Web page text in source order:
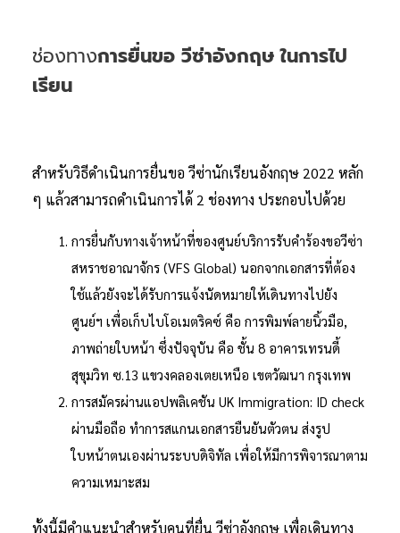
ช่องทางการยื่นขอ วีซ่าอังกฤษ ในการไป
เรียน
สำหรับวิธีดำเนินการยื่นขอ วีซ่านักเรียนอังกฤษ 2022 หลัก
ๆ แล้วสามารถดำเนินการได้ 2 ช่องทาง ประกอบไปด้วย
การยื่นกับทางเจ้าหน้าที่ของศูนย์บริการรับคำร้องขอวีซ่า
สหราชอาณาจักร (VFS Global) นอกจากเอกสารที่ต้อง
ใช้แล้วยังจะได้รับการแจ้งนัดหมายให้เดินทางไปยัง
ศูนย์ฯ เพื่อเก็บไบโอเมตริคซ์ คือ การพิมพ์ลายนิ้วมือ,
ภาพถ่ายใบหน้า ซึ่งปัจจุบัน คือ ชั้น 8 อาคารเทรนดี้
สุขุมวิท ซ.13 แขวงคลองเตยเหนือ เขตวัฒนา กรุงเทพ
การสมัครผ่านแอปพลิเคชัน UK Immigration: ID check
ผ่านมือถือ ทำการสแกนเอกสารยืนยันตัวตน ส่งรูป
ใบหน้าตนเองผ่านระบบดิจิทัล เพื่อให้มีการพิจารณาตาม
ความเหมาะสม
ทั้งนี้มีคำแนะนำสำหรับคนที่ยื่น วีซ่าอังกฤษ เพื่อเดินทาง